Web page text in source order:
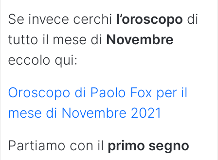
Se invece cerchi l’oroscopo di
tutto il mese di Novembre
eccolo qui:
Oroscopo di Paolo Fox per il
mese di Novembre 2021
Partiamo con il primo segno